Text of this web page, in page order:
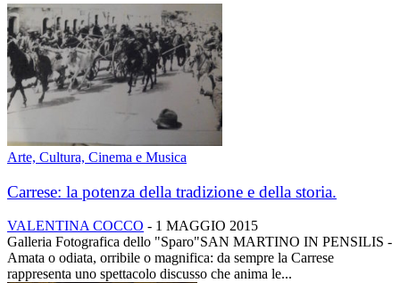
Arte, Cultura, Cinema e Musica
Carrese: la potenza della tradizione e della storia.
VALENTINA COCCO - 1 MAGGIO 2015
Galleria Fotografica dello "Sparo"SAN MARTINO IN PENSILIS -
Amata o odiata, orribile o magnifica: da sempre la Carrese
rappresenta uno spettacolo discusso che anima le...